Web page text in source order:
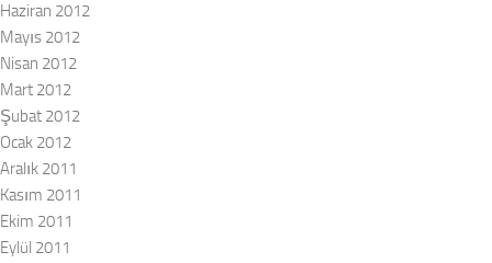
Haziran 2012
Mayıs 2012
Nisan 2012
Mart 2012
Şubat 2012
Ocak 2012
Aralık 2011
Kasım 2011
Ekim 2011
Eylül 2011